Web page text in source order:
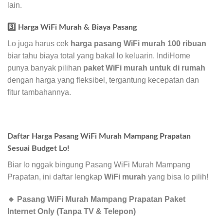
lain.
3️⃣ Harga WiFi Murah & Biaya Pasang
Lo juga harus cek harga pasang WiFi murah 100 ribuan
biar tahu biaya total yang bakal lo keluarin. IndiHome
punya banyak pilihan paket WiFi murah untuk di rumah
dengan harga yang fleksibel, tergantung kecepatan dan
fitur tambahannya.
Daftar Harga Pasang WiFi Murah Mampang Prapatan
Sesuai Budget Lo!
Biar lo nggak bingung Pasang WiFi Murah Mampang
Prapatan, ini daftar lengkap WiFi murah yang bisa lo pilih!
🔹 Pasang WiFi Murah Mampang Prapatan Paket
Internet Only (Tanpa TV & Telepon)